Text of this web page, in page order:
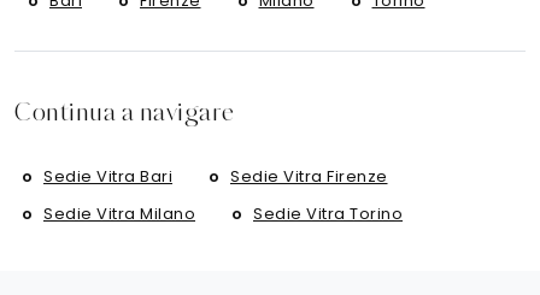
Continua a navigare
Sedie Vitra Bari
Sedie Vitra Firenze
Sedie Vitra Milano
Sedie Vitra Torino